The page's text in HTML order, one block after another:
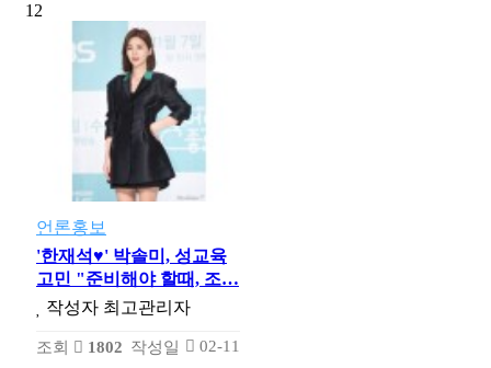
12
언론홍보
'한재석♥' 박솔미, 성교육
고민 "준비해야 할때, 조…
작성자 최고관리자
조회 1802 작성일 02-11